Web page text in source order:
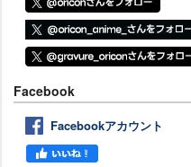
Facebook
Facebookアカウント